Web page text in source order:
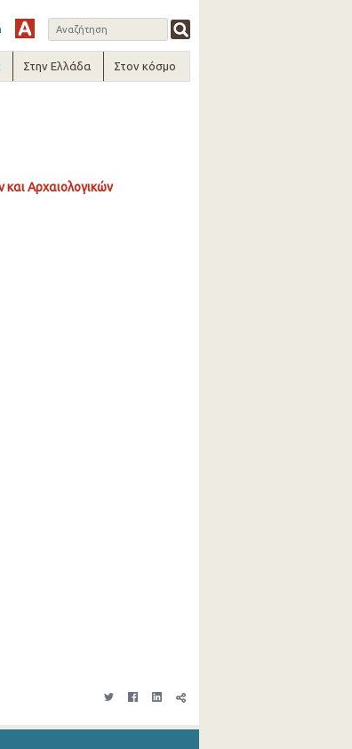
Στην Ελλάδα Στον κόσμο
Αρχαιολογικών